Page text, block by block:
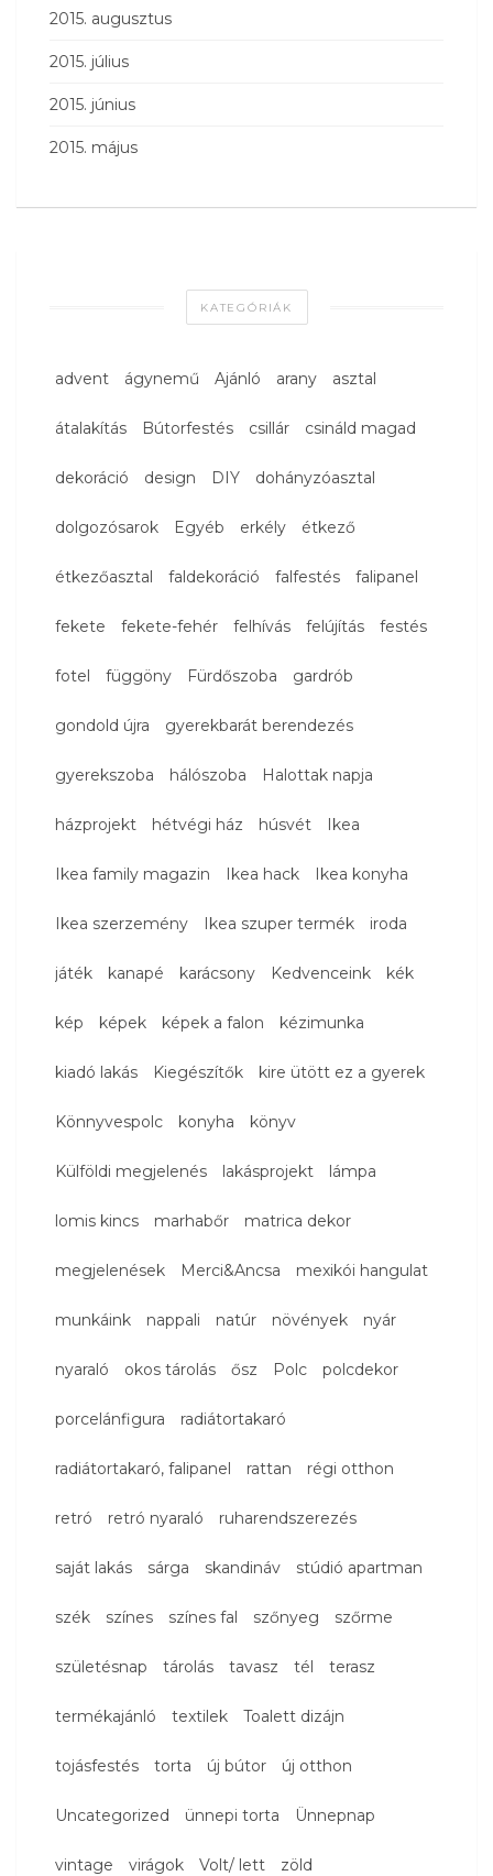
2015. augusztus
2015. július
2015. június
2015. május
KATEGÓRIÁK
advent ágynemű Ajánló arany asztal
átalakítás Bútorfestés csillár csináld magad
dekoráció design DIY dohányzóasztal
dolgozósarok Egyéb erkély étkező
étkezőasztal faldekoráció falfestés falipanel
fekete fekete-fehér felhívás felújítás festés
fotel függöny Fürdőszoba gardrób
gondold újra gyerekbarát berendezés
gyerekszoba hálószoba Halottak napja
házprojekt hétvégi ház húsvét Ikea
Ikea family magazin Ikea hack Ikea konyha
Ikea szerzemény Ikea szuper termék iroda
játék kanapé karácsony Kedvenceink kék
kép képek képek a falon kézimunka
kiadó lakás Kiegészítők kire ütött ez a gyerek
Könnyvespolc konyha könyv
Külföldi megjelenés lakásprojekt lámpa
lomis kincs marhabőr matrica dekor
megjelenések Merci&Ancsa mexikói hangulat
munkáink nappali natúr növények nyár
nyaraló okos tárolás ősz Polc polcdekor
porcelánfigura radiátortakaró
radiátortakaró, falipanel rattan régi otthon
retró retró nyaraló ruharendszerezés
saját lakás sárga skandináv stúdió apartman
szék színes színes fal szőnyeg szőrme
születésnap tárolás tavasz tél terasz
termékajánló textilek Toalett dizájn
tojásfestés torta új bútor új otthon
Uncategorized ünnepi torta Ünnepnap
vintage virágok Volt/ lett zöld